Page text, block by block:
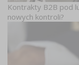
Kontrakty B2B pod
nowych kontroli?